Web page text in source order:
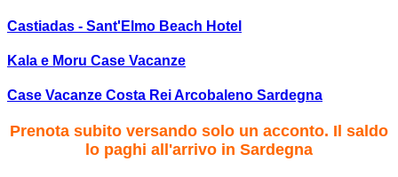
Castiadas - Sant'Elmo Beach Hotel
Kala e Moru Case Vacanze
Case Vacanze Costa Rei Arcobaleno Sardegna
Prenota subito versando solo un acconto. Il saldo
lo paghi all'arrivo in Sardegna